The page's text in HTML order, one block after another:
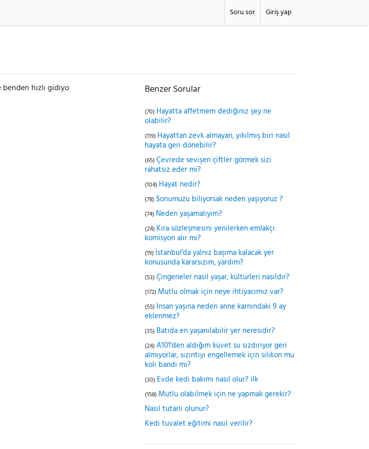
Giriş yap
Soru sor
benden hızlı gidiyo
Benzer Sorular
(70) Hayatta affetmem dediğiniz şey ne
olabilir?
(119) Hayattan zevk almayan, yıkılmış biri nasıl
hayata geri dönebilir?
(65) Çevrede sevişen çiftler görmek sizi
rahatsız eder mi?
(104) Hayat nedir?
(78) Sonumuzu biliyorsak neden yaşıyoruz ?
(74) Neden yaşamalıyım?
(24) Kira sözleşmesini yenilerken emlakçı
komisyon alır mı?
(19) İstanbul'da yalnız başıma kalacak yer
konusunda kararsızım, yardım?
(53) Çingeneler nasıl yaşar, kültürleri nasıldır?
(172) Mutlu olmak için neye ihtiyacımız var?
(55) İnsan yaşına neden anne karnındaki 9 ay
eklenmez?
(35) Batıda en yaşanılabilir yer neresidir?
(24) A101'den aldığım küvet su sızdırıyor geri
almıyorlar, sızıntıyı engellemek için silikon mu
koli bandı mı?
(30) Evde kedi bakımı nasıl olur? ilk
(158) Mutlu olabilmek için ne yapmak gerekir?
Nasıl tutarlı olunur?
Kedi tuvalet eğitimi nasıl verilir?